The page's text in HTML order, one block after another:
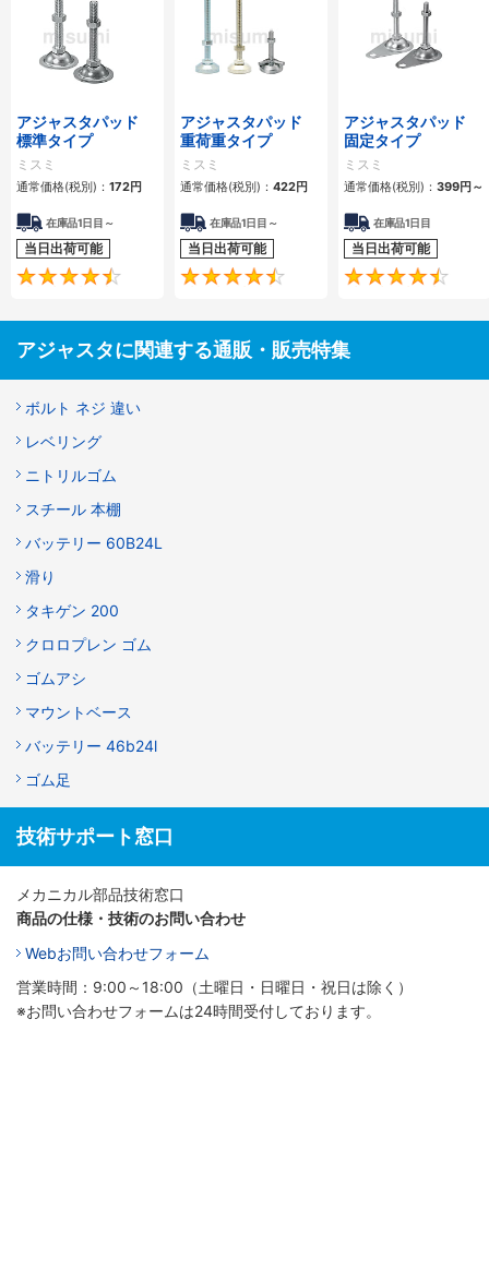
アジャスタパッド
標準タイプ
ミスミ
通常価格(税別)： 172円
在庫品1日目～
当日出荷可能
4.6
アジャスタパッド
重荷重タイプ
ミスミ
通常価格(税別)： 422円
在庫品1日目～
当日出荷可能
4.7
アジャスタパッド
固定タイプ
ミスミ
通常価格(税別)： 399円 ～
在庫品1日目
当日出荷可能
アジャスタに関連する通販・販売特集
ボルト ネジ 違い
レベリング
ニトリルゴム
スチール 本棚
バッテリー 60B24L
滑り
タキゲン 200
クロロプレン ゴム
ゴムアシ
マウントベース
バッテリー 46b24l
ゴム足
技術サポート窓口
メカニカル部品技術窓口
商品の仕様・技術のお問い合わせ
Webお問い合わせフォーム
営業時間：9:00～18:00（土曜日・日曜日・祝日は除く）
※お問い合わせフォームは24時間受付しております。